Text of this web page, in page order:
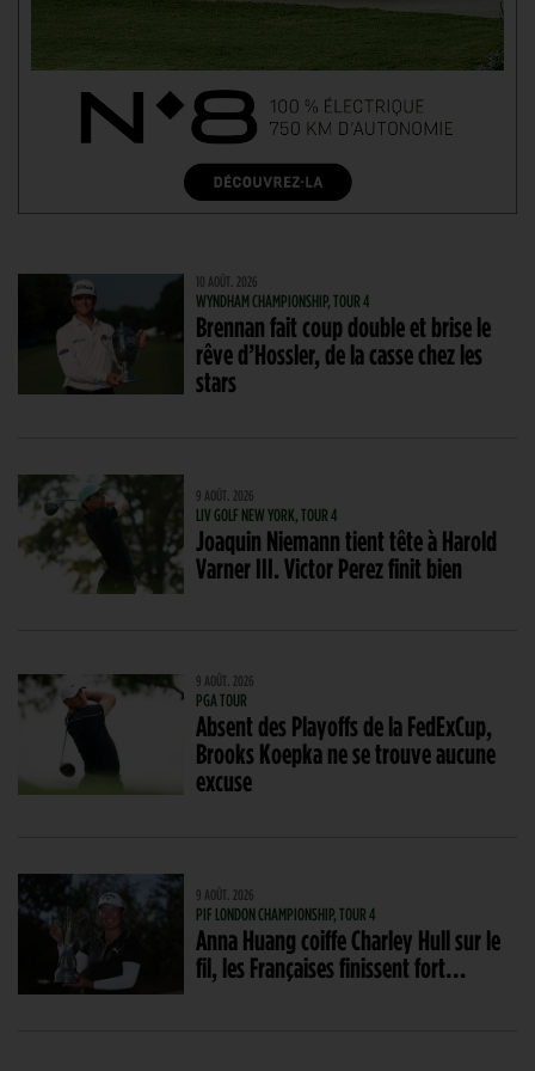
10 AOÛT. 2026
WYNDHAM CHAMPIONSHIP, TOUR 4
Brennan fait coup double et brise le
rêve d’Hossler, de la casse chez les
stars
9 AOÛT. 2026
LIV GOLF NEW YORK, TOUR 4
Joaquin Niemann tient tête à Harold
Varner III. Victor Perez finit bien
9 AOÛT. 2026
PGA TOUR
Absent des Playoffs de la FedExCup,
Brooks Koepka ne se trouve aucune
excuse
9 AOÛT. 2026
PIF LONDON CHAMPIONSHIP, TOUR 4
Anna Huang coiffe Charley Hull sur le
fil, les Françaises finissent fort…